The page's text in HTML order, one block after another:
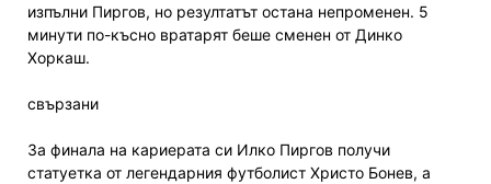
изпълни Пиргов, но резултатът остана непроменен. 5
минути по-късно вратарят беше сменен от Динко
Хоркаш.
свързани
За финала на кариерата си Илко Пиргов получи
статуетка от легендарния футболист Христо Бонев, а